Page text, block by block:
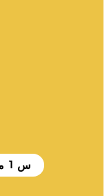
1 س